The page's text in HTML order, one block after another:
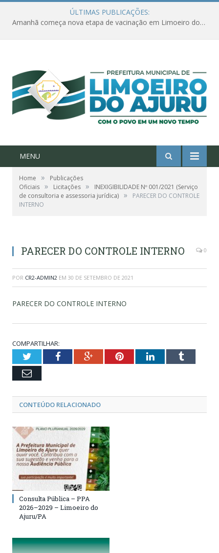
ÚLTIMAS PUBLICAÇÕES:
Amanhã começa nova etapa de vacinação em Limoeiro do Ajuru para idosos com 65 ou mais
MENU
Home »
Publicações
Oficiais » Licitações »
INEXIGIBILIDADE Nº 001/2021 (Serviço
de consultoria e assessoria jurídica) »
PARECER DO CONTROLE
INTERNO
PARECER DO CONTROLE INTERNO 0
POR CR2-ADMIN2 EM 30 DE SETEMBRO DE 2021
PARECER DO CONTROLE INTERNO
COMPARTILHAR:
TwitterFacebookGoogle+PinterestLinkedInTumblr
Email
CONTEÚDO RELACIONADO
Consulta Pública – PPA
2026–2029 – Limoeiro do
Ajuru/PA